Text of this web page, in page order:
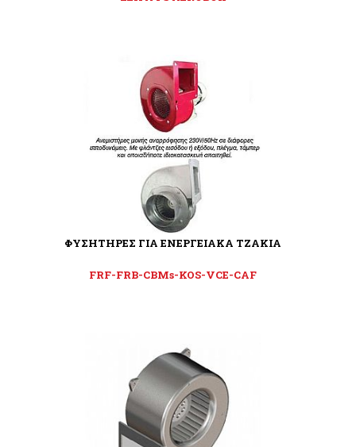
ΦΥΣΗΤΗΡΕΣ ΓΙΑ ΕΝΕΡΓΕΙΑΚΑ ΤΖΑΚΙΑ
FRF-FRB-CBMs-KOS-VCE-CAF